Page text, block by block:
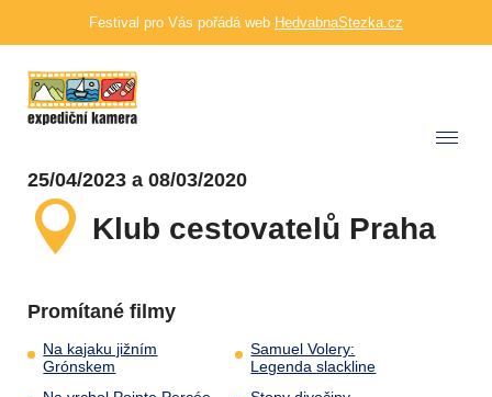
Festival pro Vás pořádá web HedvabnaStezka.cz
25/04/2023 a 08/03/2020
Klub cestovatelů Praha
Promítané filmy
Na kajaku jižním
Grónskem
Samuel Volery:
Legenda slackline